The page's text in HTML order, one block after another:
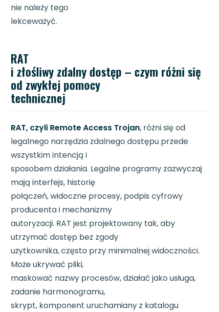
nie należy tego
lekceważyć.
RAT
i złośliwy zdalny dostęp – czym różni się
od zwykłej pomocy
technicznej
RAT, czyli Remote Access Trojan, różni się od
legalnego narzędzia zdalnego dostępu przede
wszystkim intencją i
sposobem działania. Legalne programy zazwyczaj
mają interfejs, historię
połączeń, widoczne procesy, podpis cyfrowy
producenta i mechanizmy
autoryzacji. RAT jest projektowany tak, aby
utrzymać dostęp bez zgody
użytkownika, często przy minimalnej widoczności.
Może ukrywać pliki,
maskować nazwy procesów, działać jako usługa,
zadanie harmonogramu,
skrypt, komponent uruchamiany z katalogu